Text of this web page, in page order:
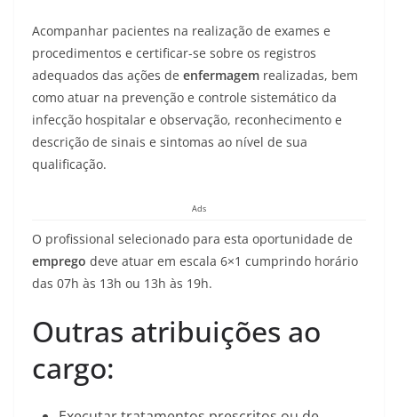
Acompanhar pacientes na realização de exames e
procedimentos e certificar-se sobre os registros
adequados das ações de enfermagem realizadas, bem
como atuar na prevenção e controle sistemático da
infecção hospitalar e observação, reconhecimento e
descrição de sinais e sintomas ao nível de sua
qualificação.
Ads
O profissional selecionado para esta oportunidade de
emprego deve atuar em escala 6×1 cumprindo horário
das 07h às 13h ou 13h às 19h.
Outras atribuições ao
cargo: